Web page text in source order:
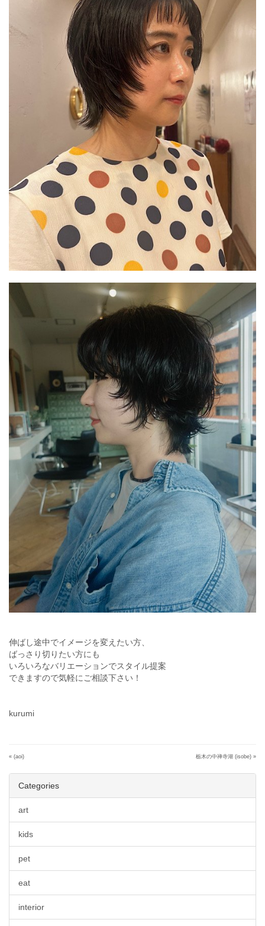
伸ばし途中でイメージを変えたい方、
ばっさり切りたい方にも
いろいろなバリエーションでスタイル提案
できますので気軽にご相談下さい！
kurumi
« (aoi) 栃木の中禅寺湖 (isobe) »
Categories
art
kids
pet
eat
interior